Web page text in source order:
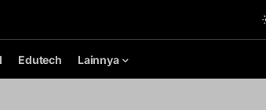
Edutech Lainnya